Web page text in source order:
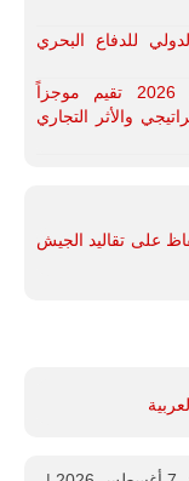
للدفاع البحري
قطر | اللجنة المنظمة لمعرض ديمدكس 2026 تقيم موجزاً
والأثر التجاري
على تقاليد الجيش